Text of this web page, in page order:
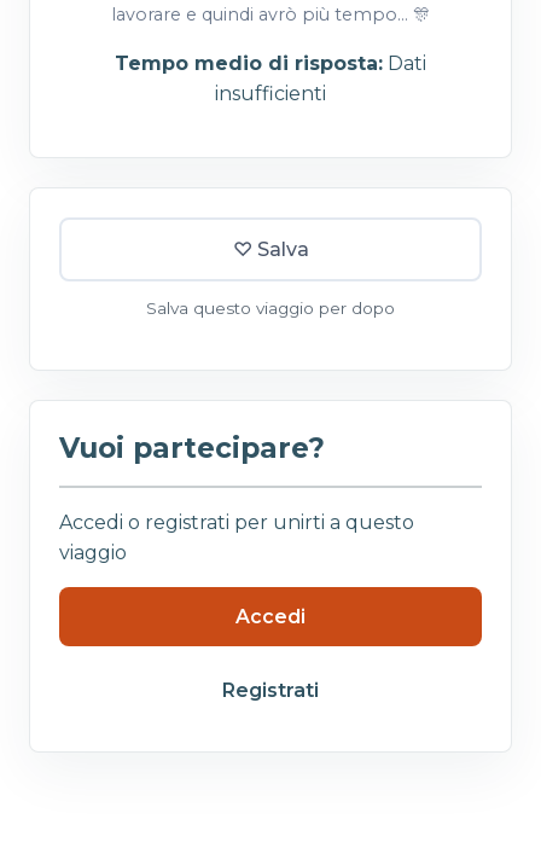
lavorare e quindi avrò più tempo... 🎊
Tempo medio di risposta: Dati
insufficienti
♡ Salva
Salva questo viaggio per dopo
Vuoi partecipare?
Accedi o registrati per unirti a questo
viaggio
Accedi
Registrati